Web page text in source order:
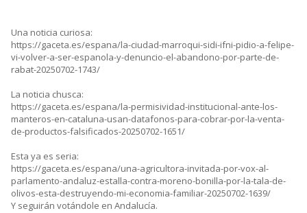
Una noticia curiosa:
https://gaceta.es/espana/la-ciudad-marroqui-sidi-ifni-pidio-a-felipe-
vi-volver-a-ser-espanola-y-denuncio-el-abandono-por-parte-de-
rabat-20250702-1743/
La noticia chusca:
https://gaceta.es/espana/la-permisividad-institucional-ante-los-
manteros-en-cataluna-usan-datafonos-para-cobrar-por-la-venta-
de-productos-falsificados-20250702-1651/
Esta ya es seria:
https://gaceta.es/espana/una-agricultora-invitada-por-vox-al-
parlamento-andaluz-estalla-contra-moreno-bonilla-por-la-tala-de-
olivos-esta-destruyendo-mi-economia-familiar-20250702-1639/
Y seguirán votándole en Andalucía.